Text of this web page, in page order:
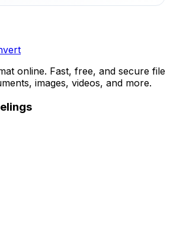
online. Fast, free, and secure file
images, videos, and more.